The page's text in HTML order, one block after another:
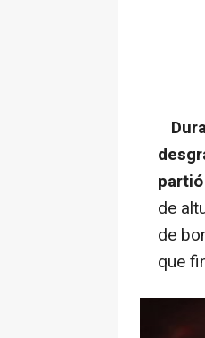
de
de
que